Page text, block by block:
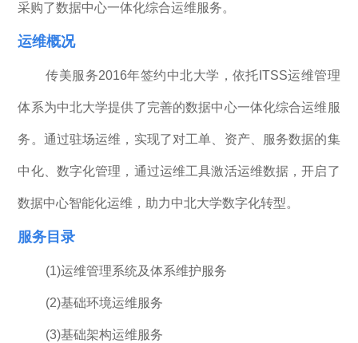
采购了数据中心一体化综合运维服务。
运维概况
传美服务2016年签约中北大学，依托ITSS运维管理
体系为中北大学提供了完善的数据中心一体化综合运维服
务。通过驻场运维，实现了对工单、资产、服务数据的集
中化、数字化管理，通过运维工具激活运维数据，开启了
数据中心智能化运维，助力中北大学数字化转型。
服务目录
(1)运维管理系统及体系维护服务
(2)基础环境运维服务
(3)基础架构运维服务